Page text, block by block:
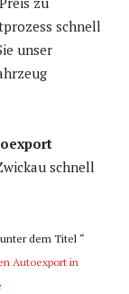
schnell
unser
schnell
dem Titel “
Autoexport in